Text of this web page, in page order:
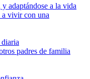
adaptándose a la vida
vivir con una
padres de familia